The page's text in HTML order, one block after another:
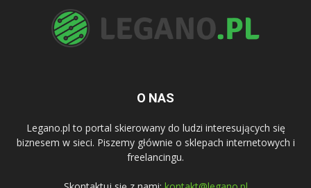
O NAS
Legano.pl to portal skierowany do ludzi interesujących się
biznesem w sieci. Piszemy głównie o sklepach internetowych i
freelancingu.